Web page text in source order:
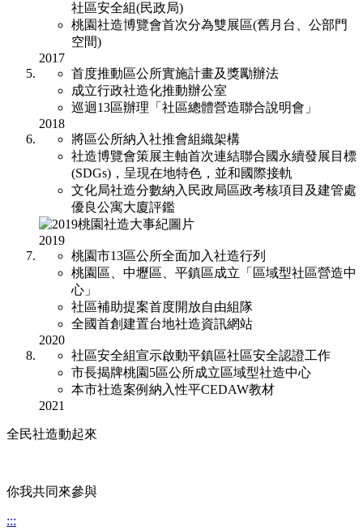
社區安全組(民政局)
桃園社造博覽會首次分為雙展區(舊月台、公部門
空間)
2017
首度推動區公所實施計畫及獎勵辦法
成立行政社造化推動辦公室
巡迴13區辦理「社區總體營造聯合說明會」
2018
將區公所納入社推會組織架構
社造博覽會策展主軸首次連結聯合國永續發展目標
(SDGs)，呈現在地特色，並和國際接軌
文化局社造分數納入民政局區政考核項目及建管處
優良公寓大廈評鑑
2019
桃園市13區公所全面加入社造行列
桃園區、中壢區、平鎮區成立「區域型社區營造中
心」
社區補助提案首度開放自由組隊
全國首創建置台地社造資訊網站
2020
社區安全組宣示啟動平鎮區社區安全認證工作
市長揭牌桃園5區公所成立區域型社造中心
本市社造案例納入性平CEDAW教材
2021
全民社造動起來
你我共同來參與
:::